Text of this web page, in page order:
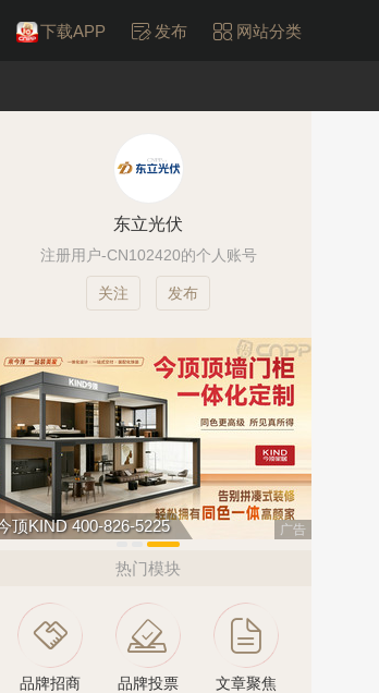
下载APP 发布 网站分类
东立光伏
注册用户-CN102420的个人账号
发布
乐SOLOR 400-111-7899 广告
热门模块
品牌招商 品牌投票 文章聚焦